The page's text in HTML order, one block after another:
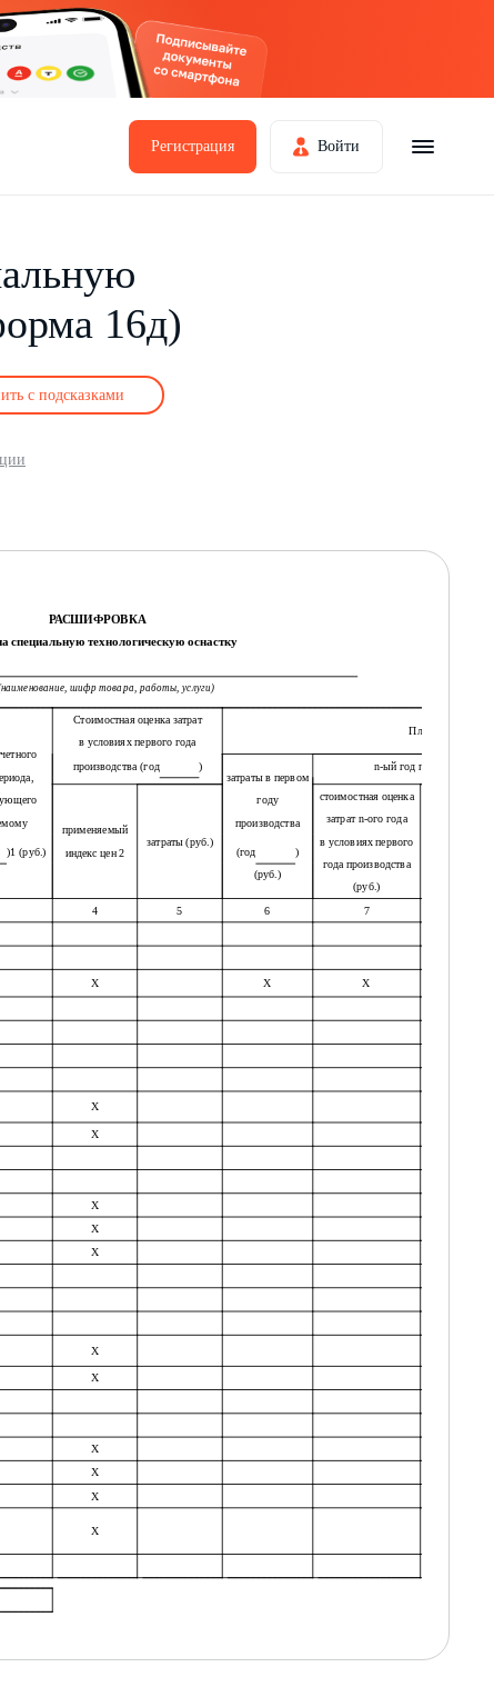
Регистрация Войти
16д)
с подсказками
РАСШИФРОВКА
специальную технологическую оснастку
шифр товара, работы, услуги)
Стоимостная оценка затрат
в условиях первого года
Планируемый
производства (год
)
затраты в первом
году
производства
n-ый год производства
применяемый
индекс цен 2
затраты (руб.)
стоимостная оценка
затрат n-ого года
в условиях первого
года производства
(руб.)
)1 (руб.) (год )
(руб.)
4 5 6 7
Х Х Х
Х
Х
Х
Х
Х
Х
Х
Х
Х
Х
Х
Руководитель (начальник) технологической (конструкторской) службы